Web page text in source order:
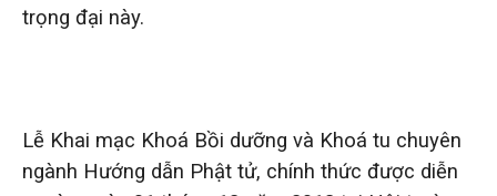
trọng đại này.
Lễ Khai mạc Khoá Bồi dưỡng và Khoá tu chuyên
ngành Hướng dẫn Phật tử, chính thức được diễn